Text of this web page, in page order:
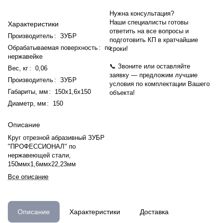
Характеристики
Производитель : ЗУБР
Обрабатываемая поверхность : по
нержавейке
Вес, кг : 0,06
Производитель : ЗУБР
Габариты, мм :
150х1,6х150
Диаметр, мм : 150
Описание
Круг отрезной абразивный ЗУБР
"ПРОФЕССИОНАЛ" по
нержавеющей стали,
150ммх1,6ммх22,23мм
Все описание
Нужна консультация?
Наши специалисты готовы
ответить на все вопросы и
подготовить КП в кратчайшие
сроки!
📞 Звоните или оставляйте
заявку — предложим лучшие
условия по комплектации Вашего
объекта!
Описание Характеристики Доставка